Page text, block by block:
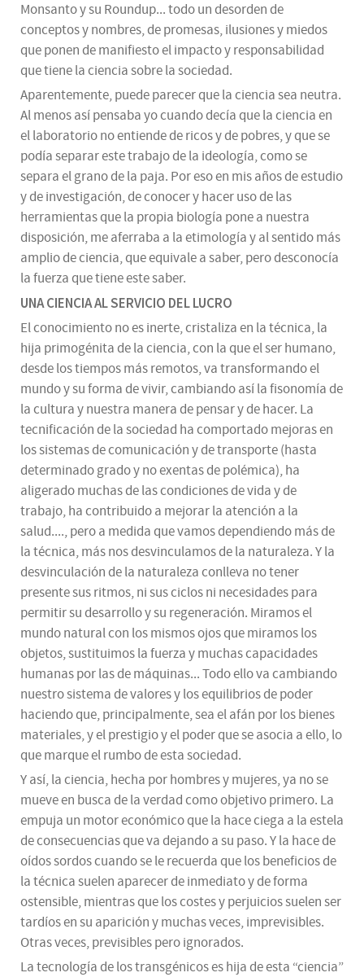
Monsanto y su Roundup... todo un desorden de
conceptos y nombres, de promesas, ilusiones y miedos
que ponen de manifiesto el impacto y responsabilidad
que tiene la ciencia sobre la sociedad.
Aparentemente, puede parecer que la ciencia sea neutra.
Al menos así pensaba yo cuando decía que la ciencia en
el laboratorio no entiende de ricos y de pobres, y que se
podía separar este trabajo de la ideología, como se
separa el grano de la paja. Por eso en mis años de estudio
y de investigación, de conocer y hacer uso de las
herramientas que la propia biología pone a nuestra
disposición, me aferraba a la etimología y al sentido más
amplio de ciencia, que equivale a saber, pero desconocía
la fuerza que tiene este saber.
UNA CIENCIA AL SERVICIO DEL LUCRO
El conocimiento no es inerte, cristaliza en la técnica, la
hija primogénita de la ciencia, con la que el ser humano,
desde los tiempos más remotos, va transformando el
mundo y su forma de vivir, cambiando así la fisonomía de
la cultura y nuestra manera de pensar y de hacer. La
tecnificación de la sociedad ha comportado mejoras en
los sistemas de comunicación y de transporte (hasta
determinado grado y no exentas de polémica), ha
aligerado muchas de las condiciones de vida y de
trabajo, ha contribuido a mejorar la atención a la
salud...., pero a medida que vamos dependiendo más de
la técnica, más nos desvinculamos de la naturaleza. Y la
desvinculación de la naturaleza conlleva no tener
presente sus ritmos, ni sus ciclos ni necesidades para
permitir su desarrollo y su regeneración. Miramos el
mundo natural con los mismos ojos que miramos los
objetos, sustituimos la fuerza y muchas capacidades
humanas por las de máquinas... Todo ello va cambiando
nuestro sistema de valores y los equilibrios de poder
haciendo que, principalmente, sea el afán por los bienes
materiales, y el prestigio y el poder que se asocia a ello, lo
que marque el rumbo de esta sociedad.
Y así, la ciencia, hecha por hombres y mujeres, ya no se
mueve en busca de la verdad como objetivo primero. La
empuja un motor económico que la hace ciega a la estela
de consecuencias que va dejando a su paso. Y la hace de
oídos sordos cuando se le recuerda que los beneficios de
la técnica suelen aparecer de inmediato y de forma
ostensible, mientras que los costes y perjuicios suelen ser
tardíos en su aparición y muchas veces, imprevisibles.
Otras veces, previsibles pero ignorados.
La tecnología de los transgénicos es hija de esta “ciencia”